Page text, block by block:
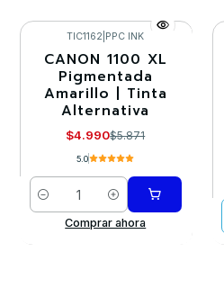
-15%
TIC1162 PPC INK
CANON 1100 XL
Pigmentada
Amarillo | Tinta
Alternativa
$4.990$5.871
5.0
Cantidad
Comprar ahora